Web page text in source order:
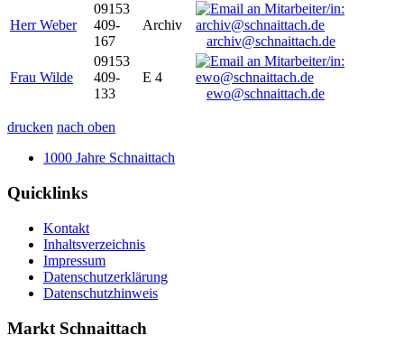
Herr Weber
09153
409-
167
Archiv
archiv@schnaittach.de
Frau Wilde
09153
409-
133
E 4
ewo@schnaittach.de
drucken nach oben
1000 Jahre Schnaittach
Quicklinks
Kontakt
Inhaltsverzeichnis
Impressum
Datenschutzerklärung
Datenschutzhinweis
Markt Schnaittach